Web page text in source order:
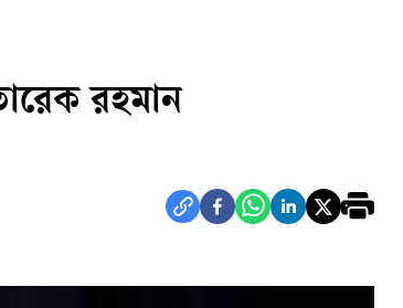
রহমান